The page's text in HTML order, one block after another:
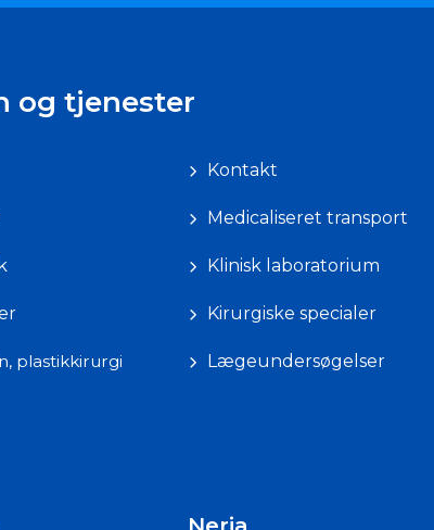
og tjenester
Kontakt
Medicaliseret transport
Klinisk laboratorium
Kirurgiske specialer
plastikkirurgi Lægeundersøgelser